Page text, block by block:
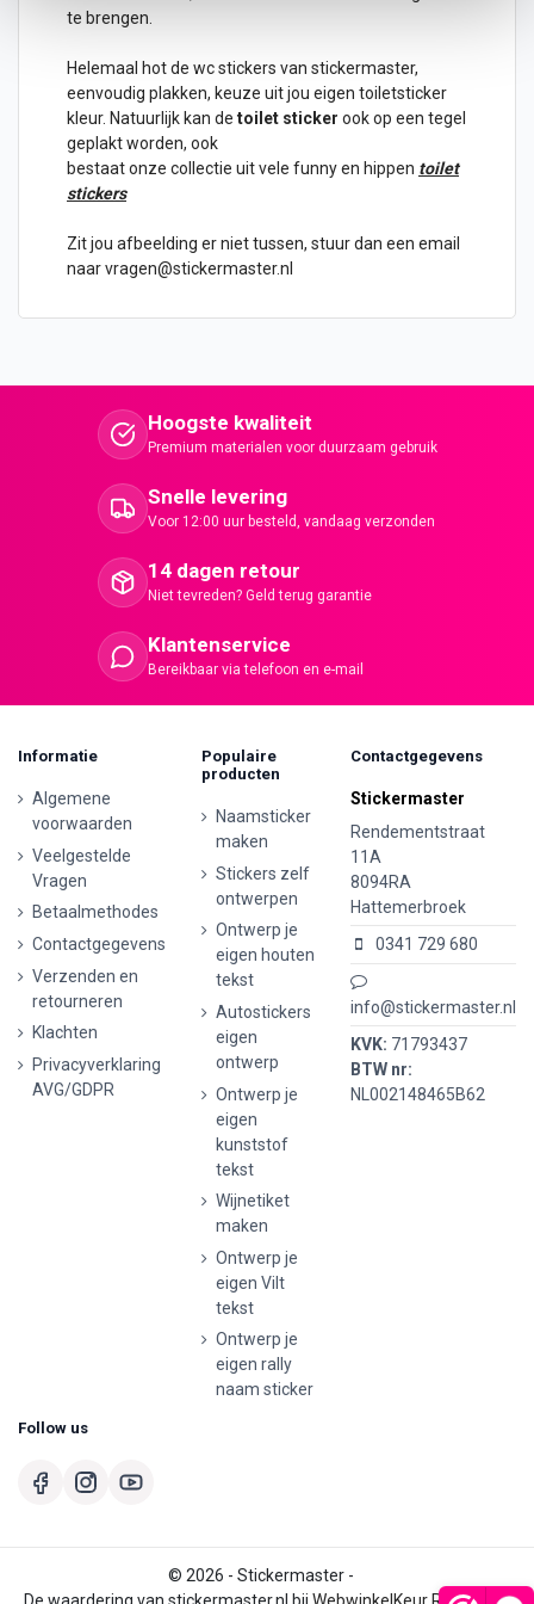
te brengen.
Helemaal hot de wc stickers van stickermaster,
eenvoudig plakken, keuze uit jou eigen toiletsticker
kleur. Natuurlijk kan de toilet sticker ook op een tegel
geplakt worden, ook
bestaat onze collectie uit vele funny en hippen toilet
stickers
Zit jou afbeelding er niet tussen, stuur dan een email
naar vragen@stickermaster.nl
Hoogste kwaliteit
Premium materialen voor duurzaam gebruik
Snelle levering
Voor 12:00 uur besteld, vandaag verzonden
14 dagen retour
Niet tevreden? Geld terug garantie
Klantenservice
Bereikbaar via telefoon en e-mail
Informatie
Algemene
voorwaarden
Veelgestelde
Vragen
Betaalmethodes
Contactgegevens
Verzenden en
retourneren
Klachten
Privacyverklaring
AVG/GDPR
Populaire
producten
Naamsticker
maken
Stickers zelf
ontwerpen
Ontwerp je
eigen houten
tekst
Autostickers
eigen
ontwerp
Ontwerp je
eigen
kunststof
tekst
Wijnetiket
maken
Ontwerp je
eigen Vilt
tekst
Ontwerp je
eigen rally
naam sticker
Contactgegevens
Stickermaster
Rendementstraat
11A
8094RA
Hattemerbroek
0341 729 680
info@stickermaster.nl
KVK: 71793437
BTW nr:
NL002148465B62
Follow us
© 2026 - Stickermaster -
De waardering van stickermaster.nl bij WebwinkelKeur Reviews is